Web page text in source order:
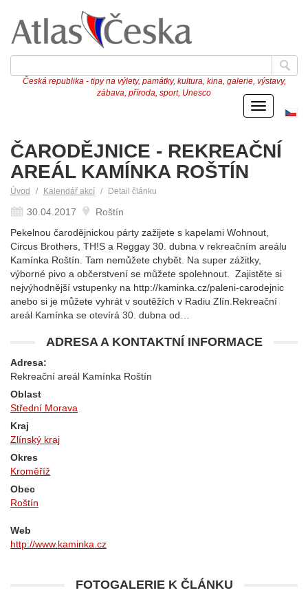
Česká republika - tipy na výlety, památky, kultura, kina, galerie, výstavy,
zábava, příroda, sport, Unesco
Menu
ČARODĚJNICE - REKREAČNÍ
AREÁL KAMÍNKA ROŠTÍN
Úvod Kalendář akcí Detail článku
30.04.2017
Roštín
Pekelnou čarodějnickou párty zažijete s kapelami Wohnout,
Circus Brothers, TH!S a Reggay 30. dubna v rekreačním areálu
Kamínka Roštín. Tam nemůžete chybět. Na super zážitky,
výborné pivo a občerstvení se můžete spolehnout. Zajistěte si
nejvýhodnější vstupenky na http://kaminka.cz/paleni-carodejnic
anebo si je můžete vyhrát v soutěžích v Radiu Zlín.Rekreační
areál Kamínka se otevírá 30. dubna od…
ADRESA A KONTAKTNÍ INFORMACE
Adresa:
Rekreační areál Kamínka Roštín
Oblast
Střední Morava
Kraj
Zlínský kraj
Okres
Kroměříž
Obec
Roštín
Web
http://www.kaminka.cz
FOTOGALERIE K ČLÁNKU